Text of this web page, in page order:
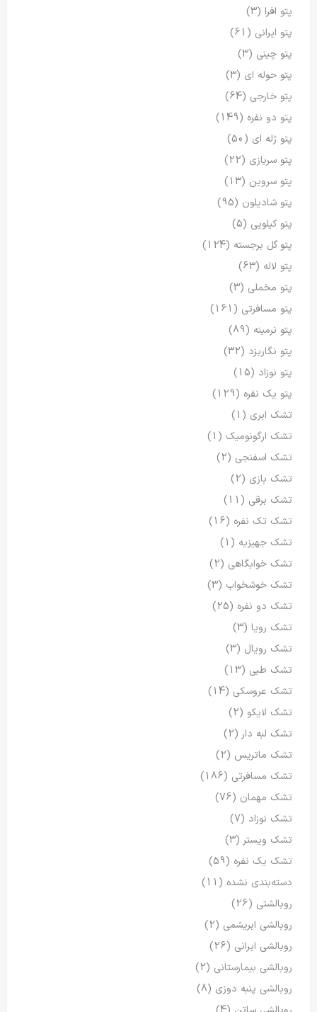
پتو افرا (3)
پتو ایرانی (61)
پتو چینی (3)
پتو حوله ای (3)
پتو خارجی (64)
پتو دو نفره (149)
پتو ژله ای (50)
پتو سربازی (22)
پتو سروین (13)
پتو شادیلون (95)
پتو کیلویی (5)
پتو گل برجسته (124)
پتو لاله (63)
پتو مخملی (3)
پتو مسافرتی (161)
پتو نرمینه (89)
پتو نگاریزد (32)
پتو نوزاد (15)
پتو یک نفره (129)
تشک ابری (1)
تشک ارگونومیک (1)
تشک اسفنجی (2)
تشک بازی (2)
تشک برقی (11)
تشک تک نفره (16)
تشک جهیزیه (1)
تشک خوابگاهی (2)
تشک خوشخواب (3)
تشک دو نفره (25)
تشک رویا (3)
تشک رویال (3)
تشک طبی (13)
تشک عروسکی (14)
تشک لایکو (2)
تشک لبه دار(2)
تشک ماتریس (2)
تشک مسافرتی (186)
تشک مهمان (76)
تشک نوزاد (7)
تشک ویستر(3)
تشک یک نفره (59)
دسته‌بندی نشده (11)
روبالشتی (26)
روبالشی ابریشمی (2)
روبالشی ایرانی (26)
روبالشی بیمارستانی (2)
روبالشی پنبه دوزی (8)